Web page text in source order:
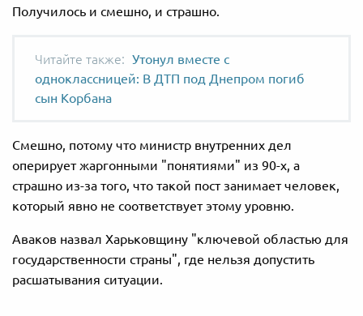
Получилось и смешно, и страшно.
Утонул вместе с
одноклассницей: В ДТП под Днепром погиб
сын Корбана
Смешно, потому что министр внутренних дел
оперирует жаргонными "понятиями" из 90-х, а
страшно из-за того, что такой пост занимает человек,
который явно не соответствует этому уровню.
Аваков назвал Харьковщину "ключевой областью для
государственности страны", где нельзя допустить
расшатывания ситуации.